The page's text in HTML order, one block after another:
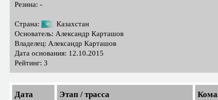
Резина: -
Страна:
Казахстан
Основатель: Александр Карташов
Владелец: Александр Карташов
Дата основания: 12.10.2015
Рейтинг: 3
Дата Этап / трасса